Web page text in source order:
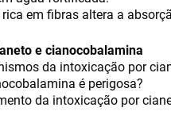
rica em fibras altera a
e cianocobalamina
da intoxicação por
é perigosa?
da intoxicação por